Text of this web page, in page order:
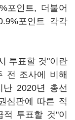
포인트, 더불어
포인트 각각
투표할 것"이란
전 조사에 비해
난 2020년 총선
심판에 따른 적
투표할 것"이